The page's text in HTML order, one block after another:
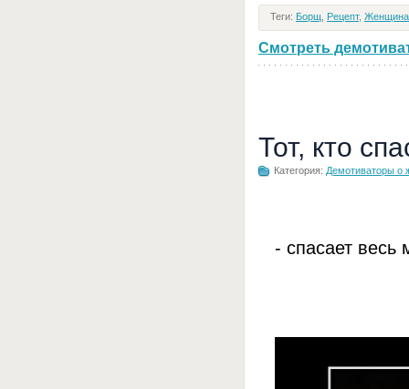
Теги: Борщ Рецепт, Женщина
Смотреть
Тот, кто
Категория: Демотиваторы о
- спасает весь